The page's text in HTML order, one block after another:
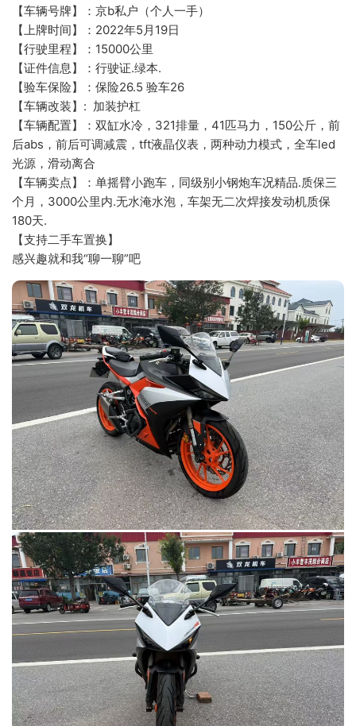
【车辆号牌】：京b私户（个人一手）
【上牌时间】：2022年5月19日
【行驶里程】：15000公里
【证件信息】：行驶证.绿本.
【验车保险】：保险26.5 验车26
【车辆改装】:  加装护杠
【车辆配置】：双缸水冷，321排量，41匹马力，150公斤，前
后abs，前后可调减震，tft液晶仪表，两种动力模式，全车led
光源，滑动离合
【车辆卖点】：单摇臂小跑车，同级别小钢炮车况精品.质保三
个月，3000公里内.无水淹水泡，车架无二次焊接发动机质保
180天.
【支持二手车置换】
感兴趣就和我“聊一聊”吧